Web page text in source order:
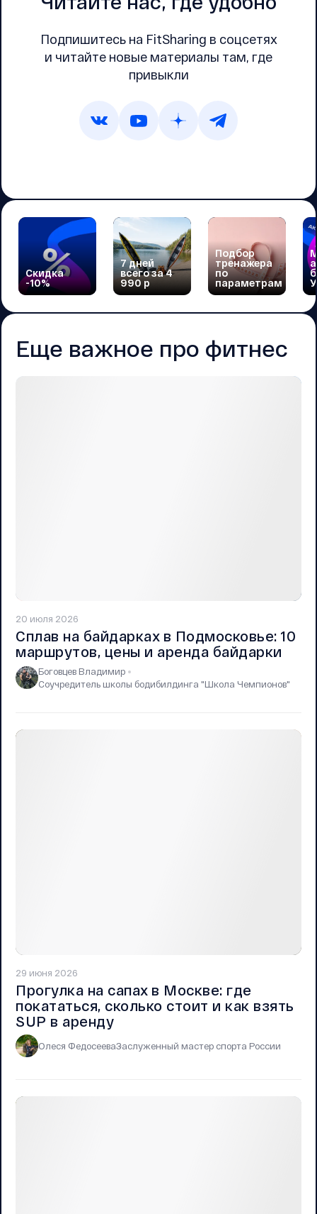
Подпишитесь на FitSharing в соцсетях
и читайте новые материалы там, где
привыкли
Скидка
-10%
7 дней
всего за 4
990 р
Подбор
тренажера
по
параметрам
Еще важное про фитнес
20 июля 2026
Сплав на байдарках в Подмосковье: 10
маршрутов, цены и аренда байдарки
Боговцев Владимир
Соучредитель школы бодибилдинга "Школа Чемпионов"
29 июня 2026
Прогулка на сапах в Москве: где
покататься, сколько стоит и как взять
SUP в аренду
Олеся ФедосееваЗаслуженный мастер спорта России